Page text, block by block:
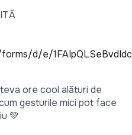
d/e/
ore cool alături de
gesturile mici pot face
💚